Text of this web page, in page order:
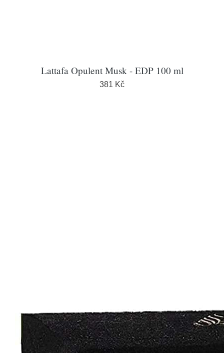
Lattafa Opulent Musk - EDP 100 ml
381 Kč